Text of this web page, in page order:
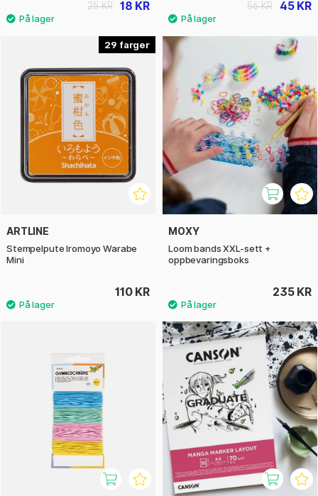
18 KR
25 KR 45 KR
56 KR
29
ARTLINE
Stempelpute Iromoyo Warabe
Mini
110 KR
MOXY
Loom bands XXL-sett +
oppbevaringsboks
235 KR